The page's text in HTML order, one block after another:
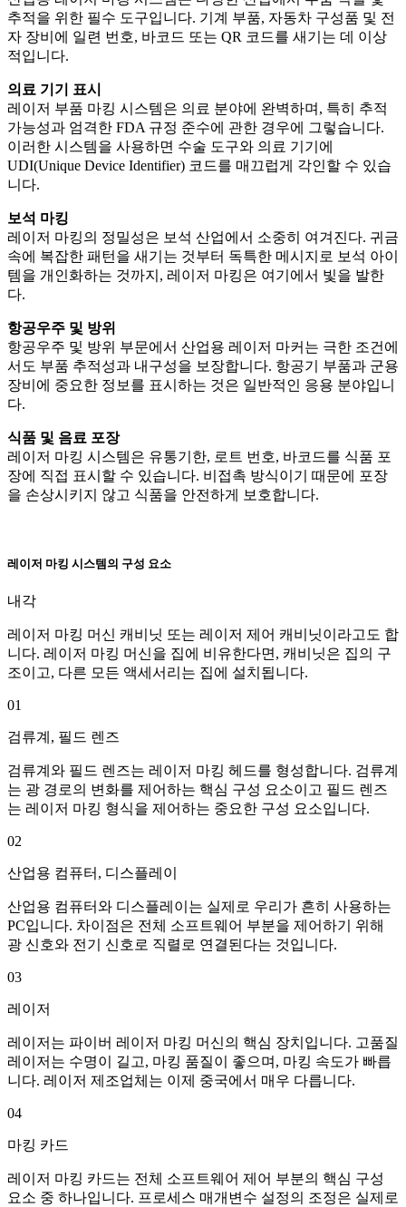
추적을 위한 필수 도구입니다. 기계 부품, 자동차 구성품 및 전
자 장비에 일련 번호, 바코드 또는 QR 코드를 새기는 데 이상
적입니다.
의료 기기 표시
레이저 부품 마킹 시스템은 의료 분야에 완벽하며, 특히 추적
가능성과 엄격한 FDA 규정 준수에 관한 경우에 그렇습니다.
이러한 시스템을 사용하면 수술 도구와 의료 기기에
UDI(Unique Device Identifier) ​​코드를 매끄럽게 각인할 수 있습
니다.
보석 마킹
레이저 마킹의 정밀성은 보석 산업에서 소중히 여겨진다. 귀금
속에 복잡한 패턴을 새기는 것부터 독특한 메시지로 보석 아이
템을 개인화하는 것까지, 레이저 마킹은 여기에서 빛을 발한
다.
항공우주 및 방위
항공우주 및 방위 부문에서 산업용 레이저 마커는 극한 조건에
서도 부품 추적성과 내구성을 보장합니다. 항공기 부품과 군용
장비에 중요한 정보를 표시하는 것은 일반적인 응용 분야입니
다.
식품 및 음료 포장
레이저 마킹 시스템은 유통기한, 로트 번호, 바코드를 식품 포
장에 직접 표시할 수 있습니다. 비접촉 방식이기 때문에 포장
을 손상시키지 않고 식품을 안전하게 보호합니다.
레이저 마킹 시스템의 구성 요소
내각
레이저 마킹 머신 캐비닛 또는 레이저 제어 캐비닛이라고도 합
니다. 레이저 마킹 머신을 집에 비유한다면, 캐비닛은 집의 구
조이고, 다른 모든 액세서리는 집에 설치됩니다.
01
검류계, 필드 렌즈
검류계와 필드 렌즈는 레이저 마킹 헤드를 형성합니다. 검류계
는 광 경로의 변화를 제어하는 ​​핵심 구성 요소이고 필드 렌즈
는 레이저 마킹 형식을 제어하는 ​​중요한 구성 요소입니다.
02
산업용 컴퓨터, 디스플레이
산업용 컴퓨터와 디스플레이는 실제로 우리가 흔히 사용하는
PC입니다. 차이점은 전체 소프트웨어 부분을 제어하기 위해
광 신호와 전기 신호로 직렬로 연결된다는 것입니다.
03
레이저
레이저는 파이버 레이저 마킹 머신의 핵심 장치입니다. 고품질
레이저는 수명이 길고, 마킹 품질이 좋으며, 마킹 속도가 빠릅
니다. 레이저 제조업체는 이제 중국에서 매우 다릅니다.
04
마킹 카드
레이저 마킹 카드는 전체 소프트웨어 제어 부분의 핵심 구성
요소 중 하나입니다. 프로세스 매개변수 설정의 조정은 실제로